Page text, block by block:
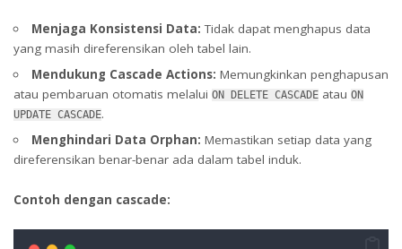
Menjaga Konsistensi Data: Tidak dapat menghapus data
yang masih direferensikan oleh tabel lain.
Mendukung Cascade Actions: Memungkinkan penghapusan
atau pembaruan otomatis melalui ON DELETE CASCADE atau ON
UPDATE CASCADE.
Menghindari Data Orphan: Memastikan setiap data yang
direferensikan benar-benar ada dalam tabel induk.
Contoh dengan cascade: